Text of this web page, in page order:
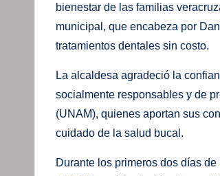
bienestar de las familias
municipal, que encabeza por
tratamientos dentales sin costo.
La alcaldesa agradeció la
socialmente responsables y de
(UNAM), quienes aportan sus
cuidado de la salud bucal.
Durante los primeros dos días